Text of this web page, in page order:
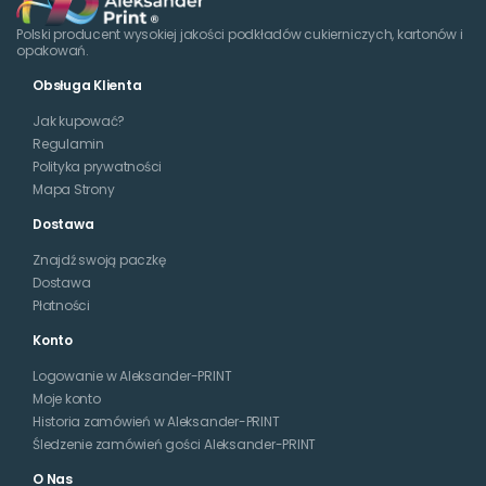
Polski producent wysokiej jakości podkładów cukierniczych, kartonów i
opakowań.
Obsługa Klienta
Jak kupować?
Regulamin
Polityka prywatności
Mapa Strony
Dostawa
Znajdź swoją paczkę
Dostawa
Płatności
Konto
Logowanie w Aleksander-PRINT
Moje konto
Historia zamówień w Aleksander-PRINT
Śledzenie zamówień gości Aleksander-PRINT
O Nas